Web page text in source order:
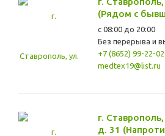
(Рядом с
с 08:00 до 20:00
Без перерыва и
+7 (8652) 99-22-02
medtex19@list.ru
г.
д. 31